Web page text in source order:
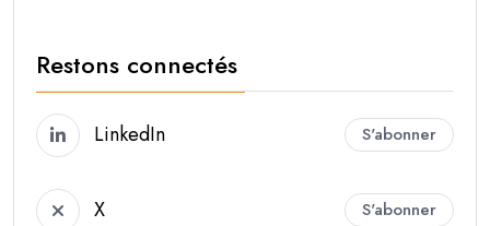
Restons connectés
LinkedIn S'abonner
X S'abonner